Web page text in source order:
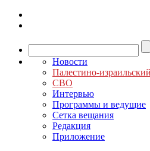
Новости
Палестино-
СВО
Интервью
Программы и ведущие
Сетка вещания
Редакция
Приложение